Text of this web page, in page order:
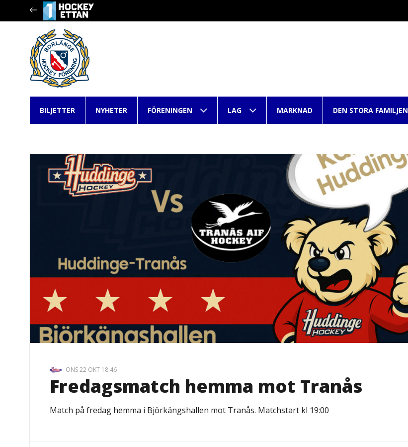
BILJETTER NYHETER FÖRENINGEN LAG MARKNAD DEN STORA FAMILJEN
ONS 22 OKT 18:46
Fredagsmatch hemma mot Tranås
Match på fredag hemma i Björkängshallen mot Tranås. Matchstart kl 19:00